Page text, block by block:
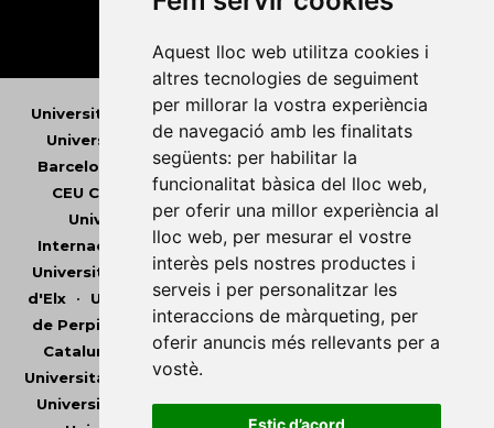
Aquest lloc web utilitza cookies i
altres tecnologies de seguiment
per millorar la vostra experiència
de navegació amb les finalitats
següents: per habilitar la
funcionalitat bàsica del lloc web,
per oferir una millor experiència al
lloc web, per mesurar el vostre
interès pels nostres productes i
serveis i per personalitzar les
interaccions de màrqueting, per
oferir anuncis més rellevants per a
vostè.
Estic d’acord
Universitat Abat Oliba CEU • Universitat d'Alacant
Universitat d'Andorra•Universitat Autònoma de
Barcelona
Universitat de Barcelona •
CEU Cardenal Herrera•Universitat de Girona•
Universitat de les Illes Balears•Universitat
Internacional de Catalunya•Universitat Jaume I
Universitat de Lleida•Universitat Miguel Hernández
d'Elx• Universitat Oberta de Catalunya•Universitat
de Perpinyà Via Domitia•Universitat Politècnica de
Catalunya
Universitat Politècnica de València •
Universitat Pompeu Fabra
Universitat Rovira i Virgili•Universitat de Sàsser•